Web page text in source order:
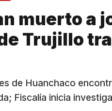
muerto a
Trujillo
de Huanchaco
Fiscalía inicia